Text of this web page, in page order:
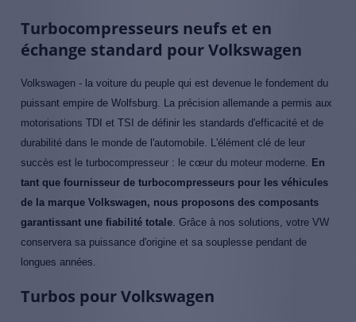
Turbocompresseurs neufs et en
échange standard pour Volkswagen
Volkswagen - la voiture du peuple qui est devenue le fondement du
puissant empire de Wolfsburg. La précision allemande a permis aux
motorisations TDI et TSI de définir les standards d'efficacité et de
durabilité dans le monde de l'automobile. L'élément clé de leur
succès est le turbocompresseur : le cœur du moteur moderne. En
tant que fournisseur de turbocompresseurs pour les véhicules
de la marque Volkswagen, nous proposons des composants
garantissant une fiabilité totale. Grâce à nos solutions, votre VW
conservera sa puissance d'origine et sa souplesse pendant de
longues années.
Turbos pour Volkswagen